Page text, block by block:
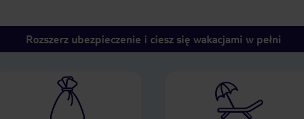
Rozszerz ubezpieczenie i ciesz się wakacjami w pełni